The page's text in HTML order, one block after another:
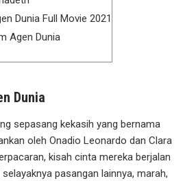
Dunia Full Movie 2021
Agen Dunia
Dunia
sepasang kekasih yang bernama
oleh Onadio Leonardo dan Clara
kisah cinta mereka berjalan
pasangan lainnya, marah,